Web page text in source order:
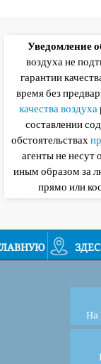
Уведомление
воздуха не
гарантии
время без
качества воздуха
составлении
обстоятельствах
агенты не несут
иным образом за
прямо или
На